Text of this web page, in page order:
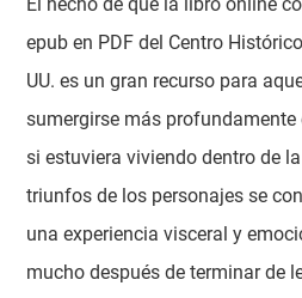
epub en PDF del Centro
UU. es un gran recurso para
sumergirse más
si estuviera viviendo dentro de
triunfos de los personajes se
una experiencia visceral y
mucho después de terminar de